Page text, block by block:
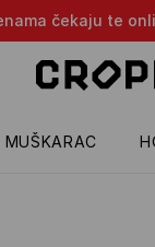
čekaju te
MUŠKARAC